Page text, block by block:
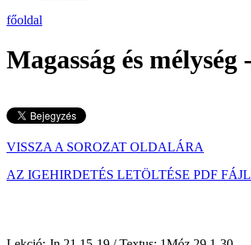
főoldal
Magasság és mélység
VISSZA A SOROZAT OLDALÁRA
AZ IGEHIRDETÉS LETÖLTÉSE PDF